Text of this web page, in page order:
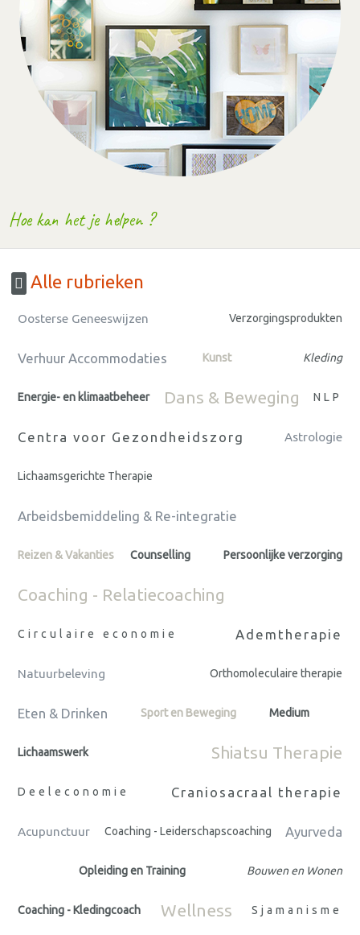
Hoe kan het je helpen ?
Alle rubrieken
Oosterse Geneeswijzen Verzorgingsprodukten
Verhuur Accommodaties Kunst Kleding
Energie- en klimaatbeheer Dans & Beweging NLP
Centra voor Gezondheidszorg Astrologie
Lichaamsgerichte Therapie
Arbeidsbemiddeling & Re-integratie
Reizen & Vakanties Counselling Persoonlijke verzorging
Coaching - Relatiecoaching
Circulaire economie Ademtherapie
Natuurbeleving Orthomoleculaire therapie
Eten & Drinken Sport en Beweging Medium
Lichaamswerk Shiatsu Therapie
Deeleconomie Craniosacraal therapie
Acupunctuur Coaching - Leiderschapscoaching Ayurveda
Opleiding en Training Bouwen en Wonen
Coaching - Kledingcoach Wellness Sjamanisme